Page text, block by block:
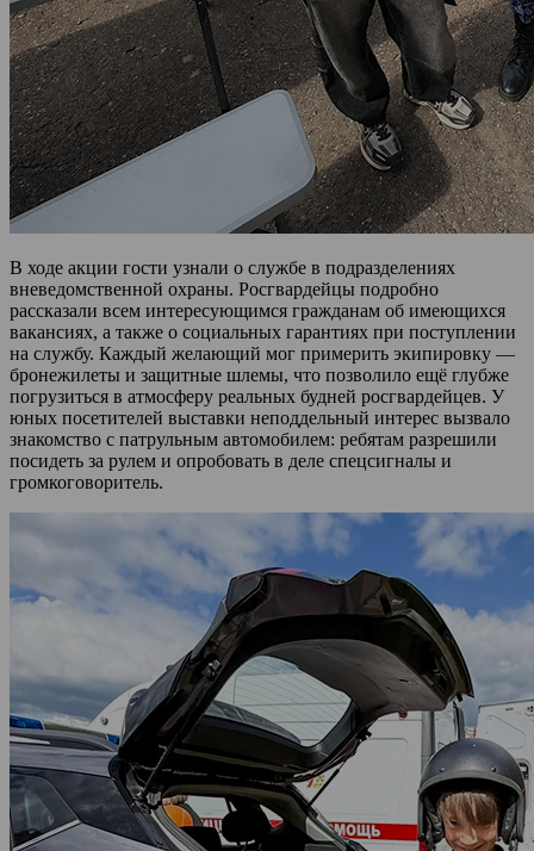
В ходе акции гости узнали о службе в подразделениях
вневедомственной охраны. Росгвардейцы подробно
рассказали всем интересующимся гражданам об имеющихся
вакансиях, а также о социальных гарантиях при поступлении
на службу. Каждый желающий мог примерить экипировку —
бронежилеты и защитные шлемы, что позволило ещё глубже
погрузиться в атмосферу реальных будней росгвардейцев. У
юных посетителей выставки неподдельный интерес вызвало
знакомство с патрульным автомобилем: ребятам разрешили
посидеть за рулем и опробовать в деле спецсигналы и
громкоговоритель.